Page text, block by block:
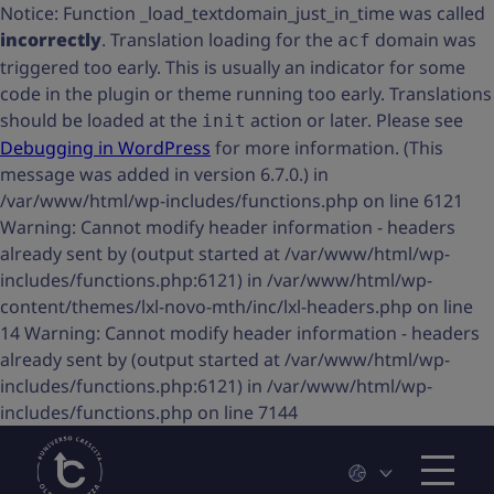
Notice: Function _load_textdomain_just_in_time was called
incorrectly. Translation loading for the acf domain was
triggered too early. This is usually an indicator for some
code in the plugin or theme running too early. Translations
should be loaded at the init action or later. Please see
Debugging in WordPress for more information. (This
message was added in version 6.7.0.) in
/var/www/html/wp-includes/functions.php on line 6121
Warning: Cannot modify header information - headers
already sent by (output started at /var/www/html/wp-
includes/functions.php:6121) in /var/www/html/wp-
content/themes/lxl-novo-mth/inc/lxl-headers.php on line
14 Warning: Cannot modify header information - headers
already sent by (output started at /var/www/html/wp-
includes/functions.php:6121) in /var/www/html/wp-
includes/functions.php on line 7144